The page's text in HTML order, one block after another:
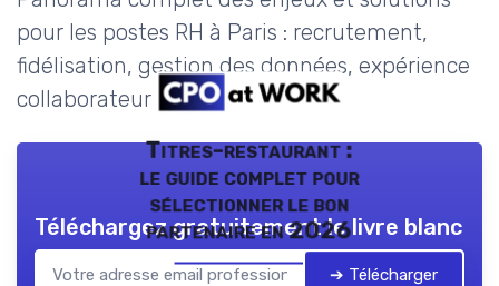
pour les postes RH à Paris : recrutement,
fidélisation, gestion des données, expérience
collaborateur et perspectives.
Titres-restaurant :
le guide complet pour
sélectionner le bon
partenaire en 2026
Téléchargez gratuitement le livre blanc
➔ Télécharger